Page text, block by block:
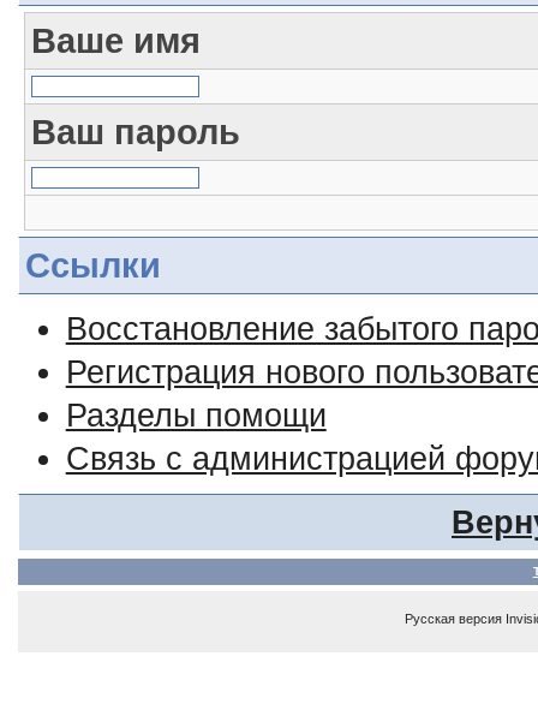
Ваше имя
Ваш пароль
Ссылки
Восстановление забытого
Регистрация нового
Разделы помощи
Связь с администрацией
Русская версия